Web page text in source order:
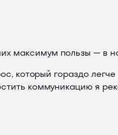
максимум пользы — в
который гораздо
коммуникацию я